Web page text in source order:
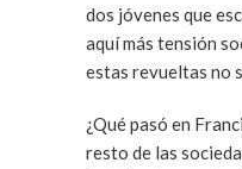
dos jóvenes que
aquí más tensión
estas revueltas no
¿Qué pasó en
resto de las